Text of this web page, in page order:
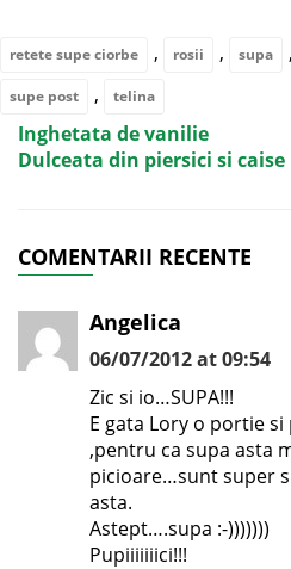
retete supe ciorbe , rosii , supa ,
supe post , telina
Inghetata de vanilie
Dulceata din piersici si caise
COMENTARII RECENTE
Angelica
06/07/2012 at 09:54
Zic si io…SUPA!!!
E gata Lory o portie
,pentru ca supa asta
picioare…sunt super
asta.
Astept….supa :-)))))))
Pupiiiiiiici!!!